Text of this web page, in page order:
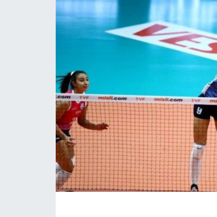
KÖŞE YAZILARI
KÖŞE YAZILARI (Arşiv)
MAGAZİN
RÖPORTAJ
SAĞLIK
SARIYER HABERLERİ
SARIYER İMAR BARIŞI